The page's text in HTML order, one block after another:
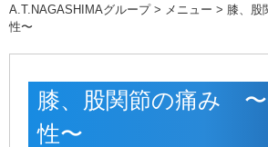
A.T.NAGASHIMAグループ> メニュー > 膝、股
性〜
膝、股関節の痛み 〜
性〜